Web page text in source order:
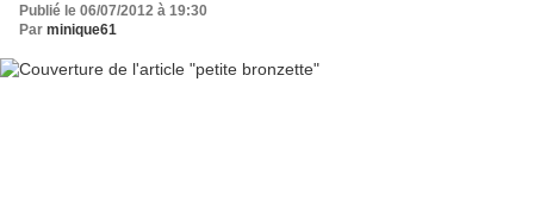
Publié le 06/07/2012 à 19:30
Par minique61